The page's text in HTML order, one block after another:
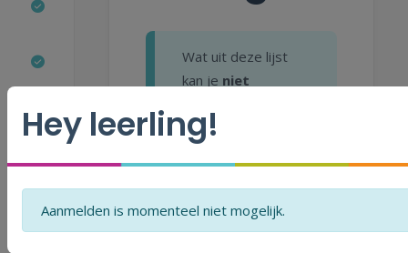
Wat uit deze lijst
kan je niet
Hey leerling!
Aanmelden is momenteel niet mogelijk.